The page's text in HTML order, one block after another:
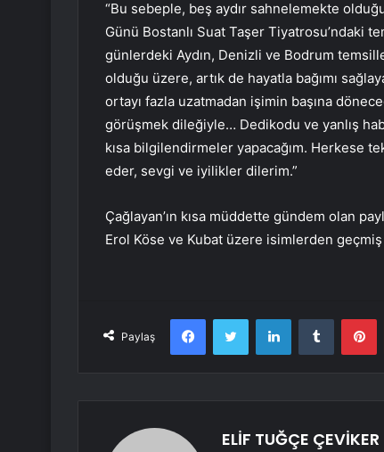
“Bu sebeple, beş aydır sahnelemekte
Günü Bostanlı Suat Taşer Tiyatrosu’ndaki
günlerdeki Aydın, Denizli ve Bodrum
olduğu üzere, artık de hayatla bağımı
ortayı fazla uzatmadan işimin başına
görüşmek dileğiyle… Dedikodu ve yanlış
kısa bilgilendirmeler yapacağım. Herkese
eder, sevgi ve iyilikler dilerim.”
Çağlayan’ın kısa müddette gündem olan
Erol Köse ve Kubat üzere isimlerden geçmiş
Paylaş
FacebookTwitter LinkedInTumblr
ELİF TUĞÇE ÇEVİKER